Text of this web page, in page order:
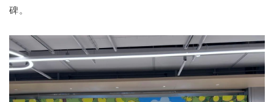
碑。